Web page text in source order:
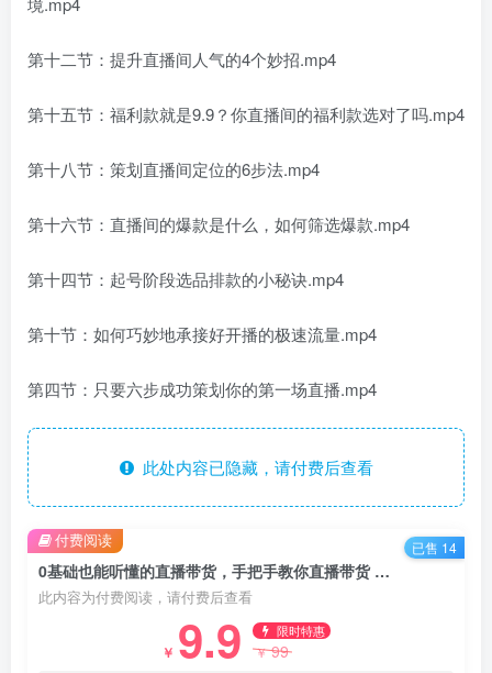
第十二节：提升直播间人气的4个妙招.mp4
第十五节：福利款就是9.9？你直播间的福利款选对了吗.mp4
第十八节：策划直播间定位的6步法.mp4
第十六节：直播间的爆款是什么，如何筛选爆款.mp4
第十四节：起号阶段选品排款的小秘诀.mp4
第十节：如何巧妙地承接好开播的极速流量.mp4
第四节：只要六步成功策划你的第一场直播.mp4
此处内容已隐藏，请付费后查看
0基础也能听懂的直播带货，手把手教你直播带货 链路图、话术、脚本等
此内容为付费阅读，请付费后查看
￥ 9.9 限时特惠
￥99
付费阅读 已售 14